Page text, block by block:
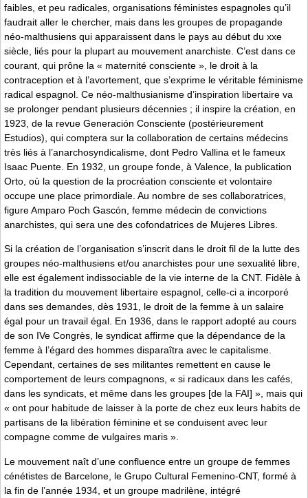
faibles, et peu radicales, organisations féministes espagnoles qu’il
faudrait aller le chercher, mais dans les groupes de propagande
néo-malthusiens qui apparaissent dans le pays au début du xxe
siècle, liés pour la plupart au mouvement anarchiste. C’est dans ce
courant, qui prône la « maternité consciente », le droit à la
contraception et à l’avortement, que s’exprime le véritable féminisme
radical espagnol. Ce néo-malthusianisme d’inspiration libertaire va
se prolonger pendant plusieurs décennies ; il inspire la création, en
1923, de la revue Generación Consciente (postérieurement
Estudios), qui comptera sur la collaboration de certains médecins
très liés à l’anarchosyndicalisme, dont Pedro Vallina et le fameux
Isaac Puente. En 1932, un groupe fonde, à Valence, la publication
Orto, où la question de la procréation consciente et volontaire
occupe une place primordiale. Au nombre de ses collaboratrices,
figure Amparo Poch Gascón, femme médecin de convictions
anarchistes, qui sera une des cofondatrices de Mujeres Libres.
Si la création de l’organisation s’inscrit dans le droit fil de la lutte des
groupes néo-malthusiens et/ou anarchistes pour une sexualité libre,
elle est également indissociable de la vie interne de la CNT. Fidèle à
la tradition du mouvement libertaire espagnol, celle-ci a incorporé
dans ses demandes, dès 1931, le droit de la femme à un salaire
égal pour un travail égal. En 1936, dans le rapport adopté au cours
de son IVe Congrès, le syndicat affirme que la dépendance de la
femme à l’égard des hommes disparaîtra avec le capitalisme.
Cependant, certaines de ses militantes remettent en cause le
comportement de leurs compagnons, « si radicaux dans les cafés,
dans les syndicats, et même dans les groupes [de la FAI] », mais qui
« ont pour habitude de laisser à la porte de chez eux leurs habits de
partisans de la libération féminine et se conduisent avec leur
compagne comme de vulgaires maris ».
Le mouvement naît d’une confluence entre un groupe de femmes
cénétistes de Barcelone, le Grupo Cultural Femenino-CNT, formé à
la fin de l’année 1934, et un groupe madrilène, intégré